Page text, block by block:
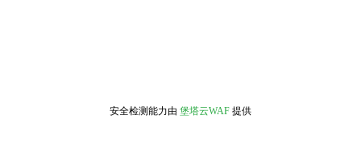
安全检测能力由 堡塔云WAF 提供